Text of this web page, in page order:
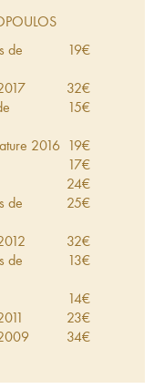
de
19€
32€
15€
2016 19€
17€
24€
de
25€
32€
de
13€
14€
23€
34€